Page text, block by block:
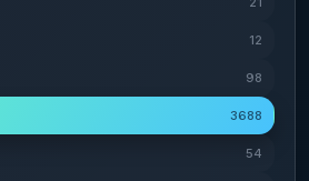
panou OLED mai luminos
reducerea reflexiilor,
și consum mai mic de
generația a doua pe 2
eficiență și
bune și o baterie cu anod
ar putea însemna fie
a segmentului premium, fie
volume mai mari — fără ca
totuși, detalii despre
prețuri. Unde spune
deja implementări Materialul
„layout-ul” (aranjarea
cip) al unui circuit integrat,
definit explicit ca
Regulamentul păstrează
din material
dar își separă și extinde
12
98
3688
54